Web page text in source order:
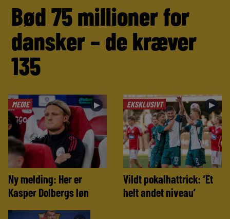
Bød 75 millioner for
dansker – de kræver
135
MEDIE ►
Ny melding: Her er
Kasper Dolbergs løn
EKSKLUSIVT ►
Vildt pokalhattrick: ‘Et
helt andet niveau’